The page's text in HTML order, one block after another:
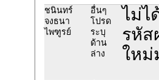
ชนินทร์
จงธนา
ไพฑูรย์
อื่นๆ
โปรด
ระบุ
ด้าน
ล่าง
ไม่ไ
รหัส
ใหม่